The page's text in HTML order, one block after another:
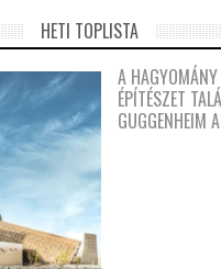
HETI TOPLISTA
A
ÉPÍTÉSZET
GUGGENHEIM